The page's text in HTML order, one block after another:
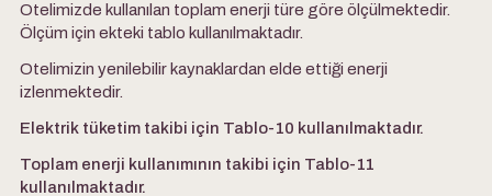
Otelimizde kullanılan toplam enerji türe göre ölçülmektedir.
Ölçüm için ekteki tablo kullanılmaktadır.
Otelimizin yenilebilir kaynaklardan elde ettiği enerji
izlenmektedir.
Elektrik tüketim takibi için Tablo-10 kullanılmaktadır.
Toplam enerji kullanımının takibi için Tablo-11
kullanılmaktadır.